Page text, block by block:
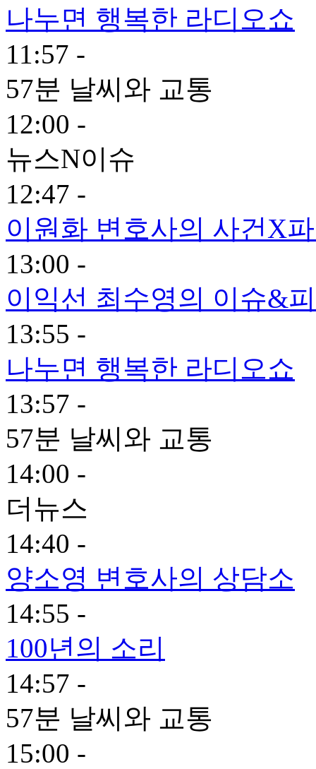
나누면 행복한 라디오쇼
11:57 -
57분 날씨와 교통
12:00 -
뉴스N이슈
12:47 -
이원화 변호사의 사건X
13:00 -
이익선 최수영의 이슈&
13:55 -
나누면 행복한 라디오쇼
13:57 -
57분 날씨와 교통
14:00 -
더뉴스
14:40 -
양소영 변호사의 상담소
14:55 -
100년의 소리
14:57 -
57분 날씨와 교통
15:00 -